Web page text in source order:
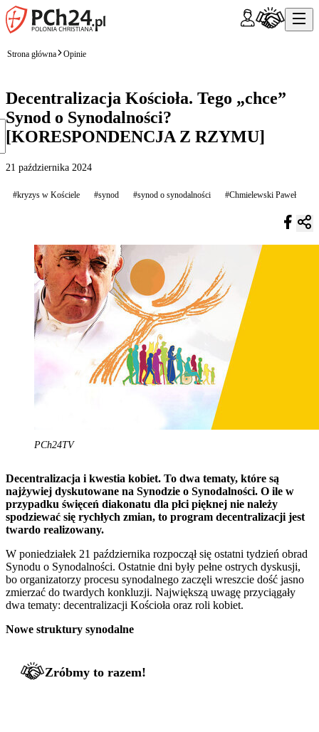
Strona główna Opinie
Decentralizacja Kościoła. Tego „chce”
Synod o Synodalności?
[KORESPONDENCJA Z RZYMU]
21 października 2024
#kryzys w Kościele #synod #synod o synodalności #Chmielewski Paweł
PCh24TV
Decentralizacja i kwestia kobiet. To dwa tematy, które są
najżywiej dyskutowane na Synodzie o Synodalności. O ile w
przypadku święceń diakonatu dla płci pięknej nie należy
spodziewać się rychłych zmian, to program decentralizacji jest
twardo realizowany.
W poniedziałek 21 października rozpoczął się ostatni tydzień obrad
Synodu o Synodalności. Ostatnie dni były pełne ostrych dyskusji,
bo organizatorzy procesu synodalnego zaczęli wreszcie dość jasno
zmierzać do twardych konkluzji. Największą uwagę przyciągały
dwa tematy: decentralizacji Kościoła oraz roli kobiet.
Nowe struktury synodalne
Zróbmy to razem!